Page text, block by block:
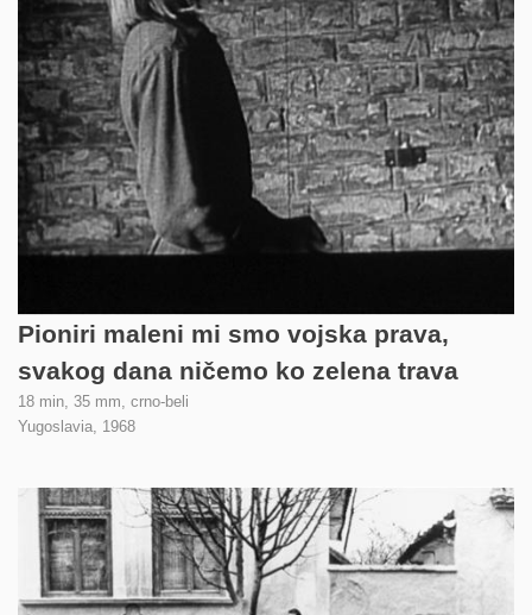
Pioniri maleni mi smo vojska prava,
svakog dana ničemo ko zelena trava
18 min, 35 mm, crno-beli
Yugoslavia, 1968